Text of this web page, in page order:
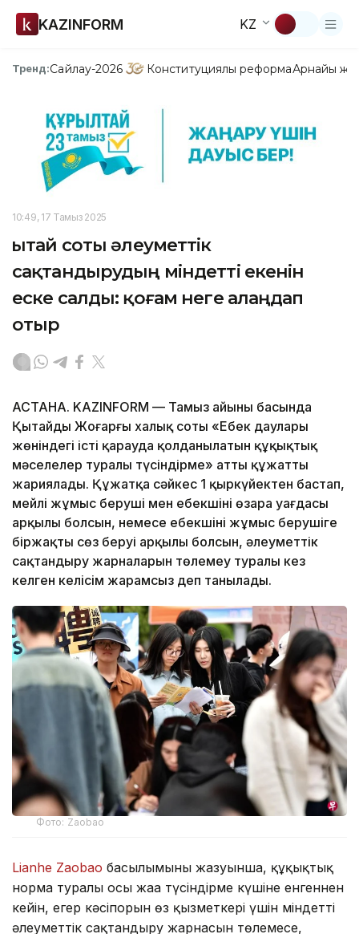
KAZINFORM KZ
Тренд:Сайлау-2026 Конституциялық реформаАрнайы
10:49, 17 Тамыз 2025
Қытай соты әлеуметтік
сақтандырудың міндетті екенін
еске салды: қоғам неге алаңдап
отыр
АСТАНА. KAZINFORM — Тамыз айының басында
Қытайдың Жоғарғы халық соты «Еңбек даулары
жөніндегі істі қарауда қолданылатын құқықтық
мәселелер туралы түсіндірме» атты құжатты
жариялады. Құжатқа сәйкес 1 қыркүйектен бастап,
мейлі жұмыс беруші мен еңбекшінің өзара уағдасы
арқылы болсын, немесе еңбекшінің жұмыс берушіге
біржақты сөз беруі арқылы болсын, әлеуметтік
сақтандыру жарналарын төлемеу туралы кез
келген келісім жарамсыз деп танылады.
Фото: Zaobao
Lianhe Zaobao басылымының жазуынша, құқықтық
норма туралы осы жаңа түсіндірме күшіне енгеннен
кейін, егер кәсіпорын өз қызметкері үшін міндетті
әлеуметтік сақтандыру жарнасын төлемесе,